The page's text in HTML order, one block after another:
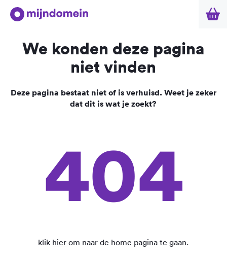
We konden deze pagina
niet vinden
Deze pagina bestaat niet of is verhuisd. Weet je zeker
dat dit is wat je zoekt?
404
klik hier om naar de home pagina te gaan.